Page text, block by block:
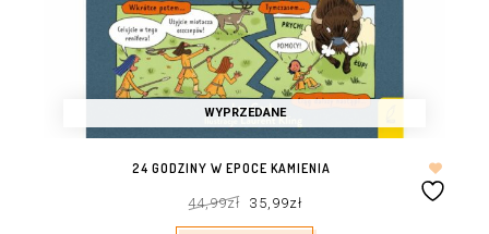
WYPRZEDANE
24 GODZINY W EPOCE KAMIENIA
44,99zł cena
wynosiła:
44,99zł.
35,99złcena
35,99zł.